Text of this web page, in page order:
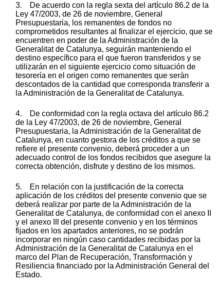
3. De acuerdo con la regla sexta del artículo 86.2 de la
Ley 47/2003, de 26 de noviembre, General
Presupuestaria, los remanentes de fondos no
comprometidos resultantes al finalizar el ejercicio, que se
encuentren en poder de la Administración de la
Generalitat de Catalunya, seguirán manteniendo el
destino específico para el que fueron transferidos y se
utilizarán en el siguiente ejercicio como situación de
tesorería en el origen como remanentes que serán
descontados de la cantidad que corresponda transferir a
la Administración de la Generalitat de Catalunya.
4. De conformidad con la regla octava del artículo 86.2
de la Ley 47/2003, de 26 de noviembre, General
Presupuestaria, la Administración de la Generalitat de
Catalunya, en cuanto gestora de los créditos a que se
refiere el presente convenio, deberá proceder a un
adecuado control de los fondos recibidos que asegure la
correcta obtención, disfrute y destino de los mismos.
5. En relación con la justificación de la correcta
aplicación de los créditos del presente convenio que se
deberá realizar por parte de la Administración de la
Generalitat de Catalunya, de conformidad con el anexo II
y el anexo III del presente convenio y en los términos
fijados en los apartados anteriores, no se podrán
incorporar en ningún caso cantidades recibidas por la
Administración de la Generalitat de Catalunya en el
marco del Plan de Recuperación, Transformación y
Resiliencia financiado por la Administración General del
Estado.